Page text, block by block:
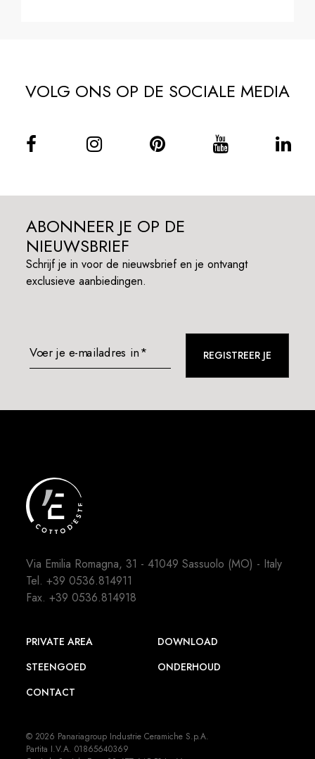
VOLG ONS OP DE SOCIALE MEDIA
ABONNEER JE OP DE
NIEUWSBRIEF
Schrijf je in voor de nieuwsbrief en je ontvangt
exclusieve aanbiedingen.
Voer je e-mailadres in* REGISTREER JE
Via Emilia Romagna, 31 - 41049 Sassuolo (MO) - Italy
Tel.+39 0536.814911
Fax. +39 0536.814918
PRIVATE AREA
DOWNLOAD
STEENGOED
ONDERHOUD
CONTACT
© 2026 Panariagroup Industrie Ceramiche S.p.A.
Partita I.V.A. 01865640369